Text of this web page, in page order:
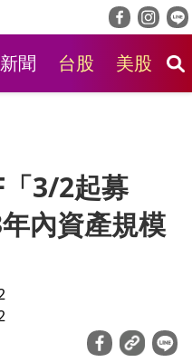
聞 台股 美股
「3/2起募
內資產規模